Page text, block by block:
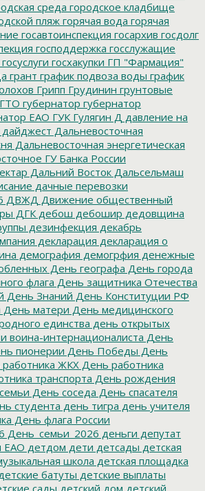
среда городское кладбище
пляж горячая вода горячая
госавтоинспекция госархив госдолг
господдержка госслужащие
госуслуги госхакупки ГП "Фармация"
грант график подвоза воды график
Грипп Грудинин грунтовые
ГТО губернатор губернатор
ЕАО ГУК Гулягин Д давление на
дайджест Дальневосточная
Дальневосточная энергетическая
ГУ Банка России
Дальний Восток Дальсельмаш
дачные перевозки
ДВЖД Движение общественный
ДГК дебош дебошир дедовщина
дезинфекция декабрь
декларация декларация о
демография демогрфия денежные
День географа День города
флага День защитника Отечества
День Знаний День Конституции РФ
День матери День медицинского
единства день открытых
воина-интернационалиста День
пионерии День Победы День
ЖКХ День работника
транспорта День рождения
День соседа День спасателя
студента день тигра день учителя
День флага России
День_семьи_2026 деньги депутат
ЕАО детдом дети детсады детская
школа детская площадка
батуты детские выплаты
сады детский дом детский